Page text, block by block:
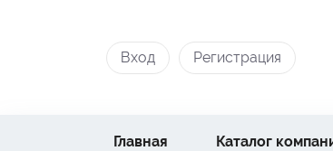
Вход Регистрация
Главная Каталог